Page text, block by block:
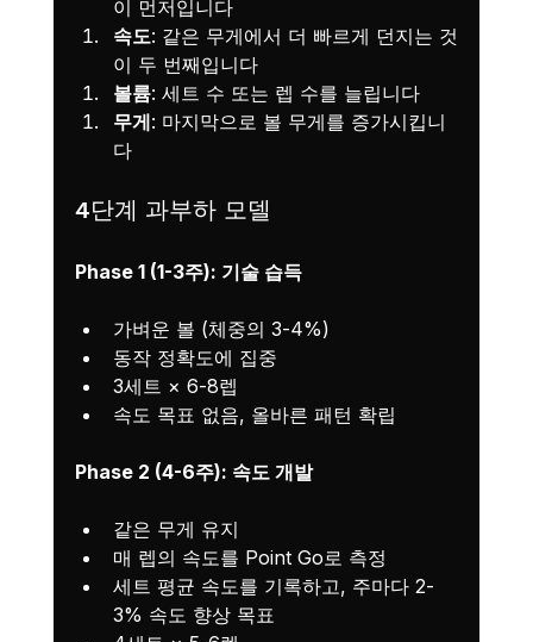
이 먼저입니다
속도: 같은 무게에서 더 빠르게 던지는 것
이 두 번째입니다
볼륨: 세트 수 또는 렙 수를 늘립니다
무게: 마지막으로 볼 무게를 증가시킵니
다
4단계 과부하 모델
Phase 1 (1-3주): 기술 습득
가벼운 볼 (체중의 3-4%)
동작 정확도에 집중
3세트 × 6-8렙
속도 목표 없음, 올바른 패턴 확립
Phase 2 (4-6주): 속도 개발
같은 무게 유지
매 렙의 속도를 Point Go로 측정
세트 평균 속도를 기록하고, 주마다 2-
3% 속도 향상 목표